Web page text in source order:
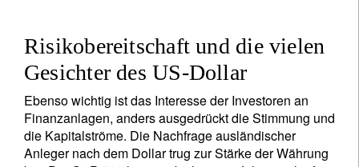
Risikobereitschaft und die vielen
Gesichter des US-Dollar
Ebenso wichtig ist das Interesse der Investoren an
Finanzanlagen, anders ausgedrückt die Stimmung und
die Kapitalströme. Die Nachfrage ausländischer
Anleger nach dem Dollar trug zur Stärke der Währung